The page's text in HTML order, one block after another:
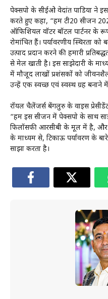
पेक्सपो के सीईओ वेदांत पाडिया ने
करते हुए कहा, “हम टी20 सीजन
ऑफिशियल वॉटर बॉटल पार्टनर के
रोमांचित हैं। पर्यावरणीय स्थिरता
उत्पाद प्रदान करने की हमारी
से मेल खाती है। इस साझेदारी के
में मौजूद लाखों प्रशंसकों को
उन्हें एक स्वच्छ एवं स्वस्थ ग्रह बनाने
रॉयल चैलेंजर्स बेंगलुरु के वाइस
“हम इस सीजन में पेक्सपो के साथ
फिलॉसफी आरसीबी के मूल में है, और
के माध्यम से, टिकाऊ पर्यावरण के
साझा करता है।